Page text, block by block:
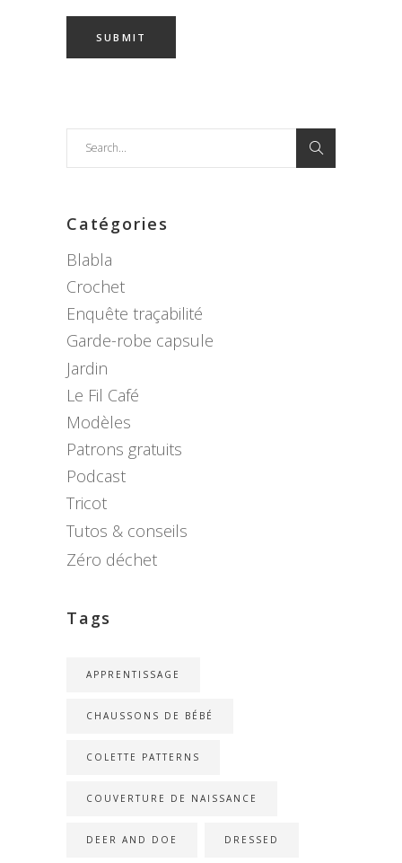
Search
for:
Catégories
Blabla
Crochet
Enquête traçabilité
Garde-robe capsule
Jardin
Le Fil Café
Modèles
Patrons gratuits
Podcast
Tricot
Tutos & conseils
Zéro déchet
Tags
APPRENTISSAGE
CHAUSSONS DE BÉBÉ
COLETTE PATTERNS
COUVERTURE DE NAISSANCE
DEER AND DOE DRESSED